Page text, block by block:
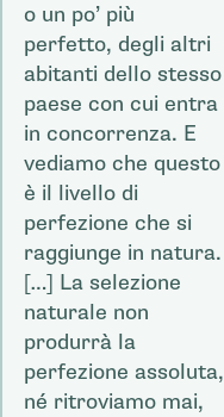
o un po’ più
perfetto, degli altri
abitanti dello stesso
paese con cui entra
in concorrenza. E
vediamo che questo
è il livello di
perfezione che si
raggiunge in natura.
[…] La selezione
naturale non
produrrà la
perfezione assoluta,
né ritroviamo mai,